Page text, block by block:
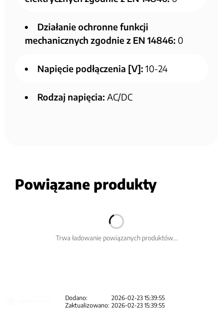
Działanie ochronne funkcji
mechanicznych zgodnie z EN 14846: 0
Napięcie podłączenia [V]: 10-24
Rodzaj napięcia: AC/DC
Powiązane produkty
Trwa ładowanie powiązanych produktów...
Dodano:
2026-02-23 15:39:55
Zaktualizowano: 2026-02-23 15:39:55